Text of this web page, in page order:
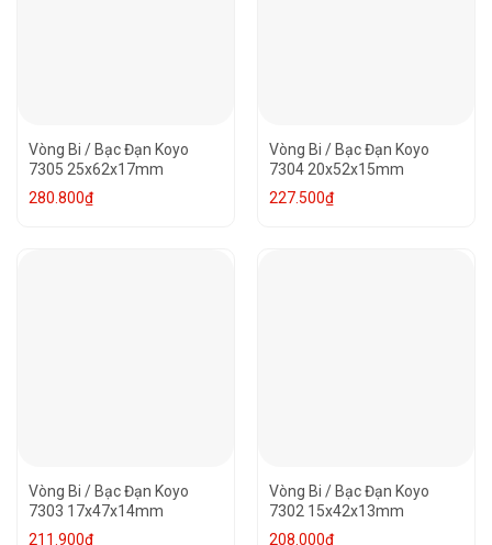
Vòng Bi / Bạc Đạn Koyo
7305 25x62x17mm
280.800₫
Vòng Bi / Bạc Đạn Koyo
7304 20x52x15mm
227.500₫
Vòng Bi / Bạc Đạn Koyo
7303 17x47x14mm
211.900₫
Vòng Bi / Bạc Đạn Koyo
7302 15x42x13mm
208.000₫